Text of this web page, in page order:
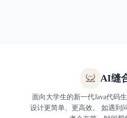
AI缝
面向大学生的新一代Java代码
设计更简单、更高效。 如遇到